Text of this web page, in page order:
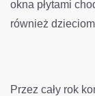
okna płytami
również
Przez cały rok